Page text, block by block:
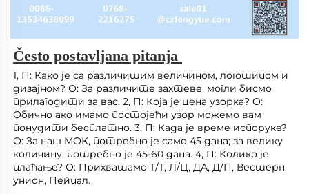
Često postavljana pitanja
1, П: Како је са различитим величином, логотипом и
дизајном? О: За различите захтеве, могли бисмо
прилагодити за вас. 2, П: Која је цена узорка? О:
Обично ако имамо постојећи узор можемо вам
понудити бесплатно. 3, П: Када је време испоруке?
О: За наш МОК, потребно је само 45 дана; за велику
количину, потребно је 45-60 дана. 4, П: Колико је
плаћање? О: Прихватамо Т/Т, Л/Ц, ДА, Д/П, Вестерн
унион, Пейпал.